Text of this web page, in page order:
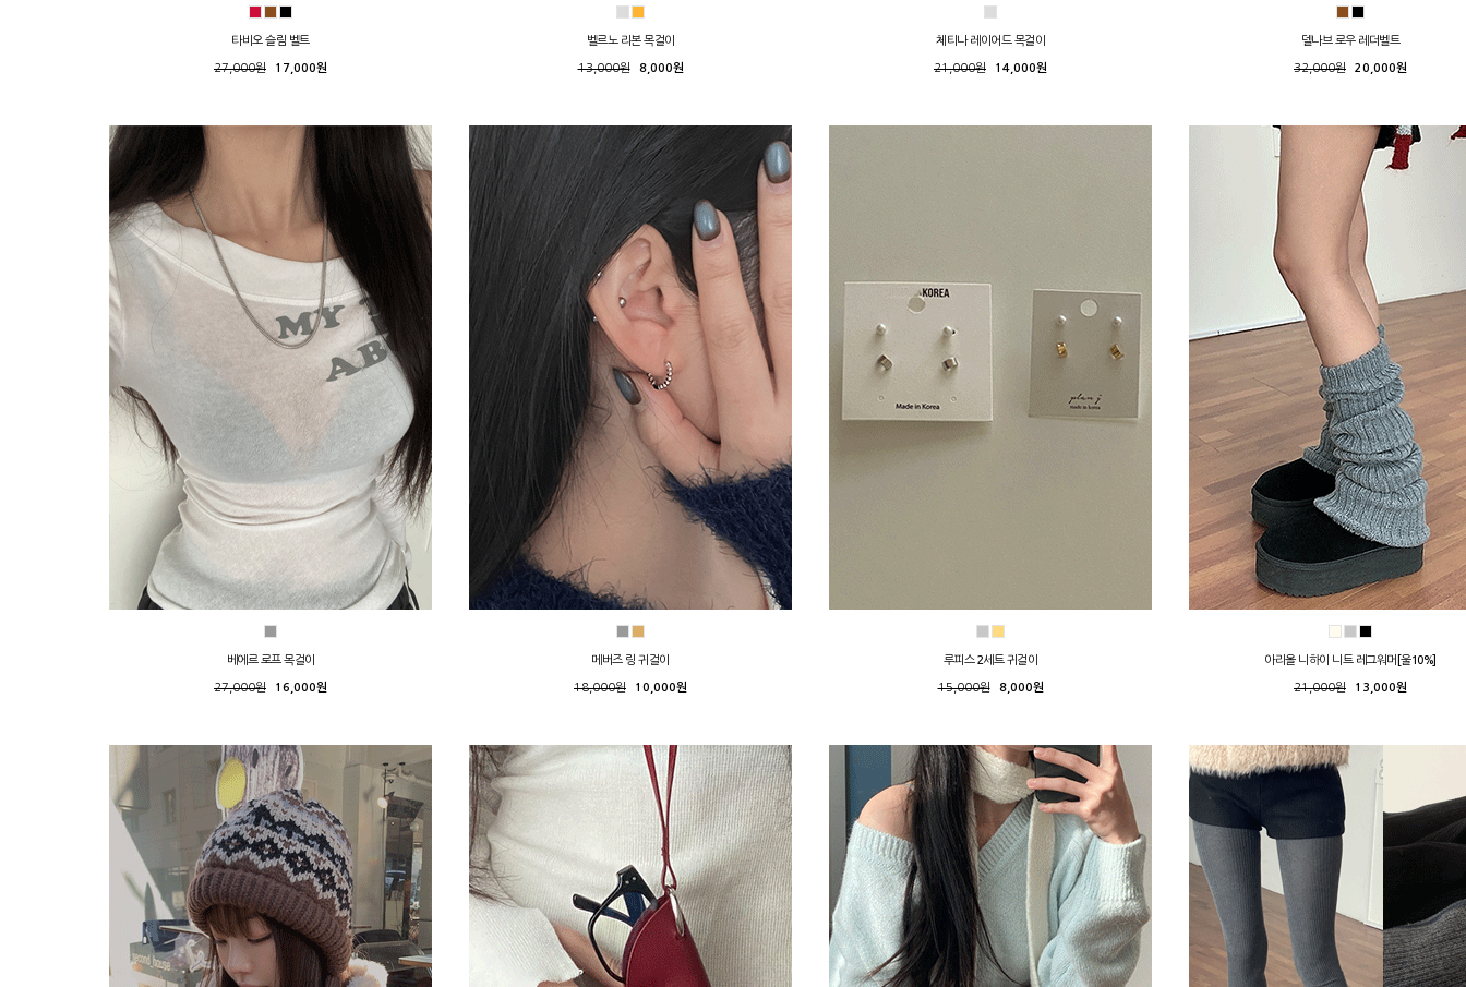
타비오 슬림 벨트
27,000원 17,000원
벨르노 리본 목걸이
13,000원 8,000원
체티나 레이어드 목걸이
21,000원 14,000원
델나브 로우 레더벨트
32,000원 20,000원
베에르 로프 목걸이
27,000원 16,000원
메버즈 링 귀걸이
18,000원 10,000원
루피스 2세트 귀걸이
15,000원 8,000원
아리올 니하이 니트 레그워머[울10%]
21,000원 13,000원